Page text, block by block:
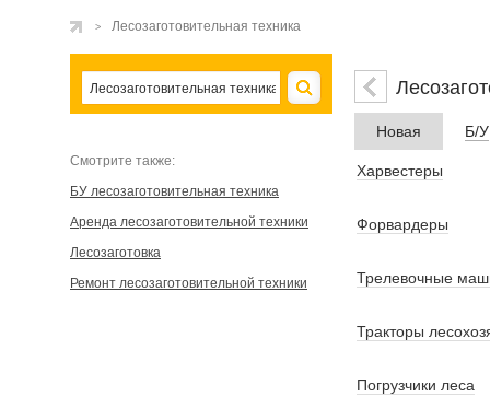
Лесозаготовительная техника
Cмотрите также:
БУ лесозаготовительная техника
Аренда лесозаготовительной техники
Лесозаготовка
Ремонт лесозаготовительной техники
Новая Б/У
Харвестеры
Форвардеры
Трелевочные
Тракторы
Погрузчики леса